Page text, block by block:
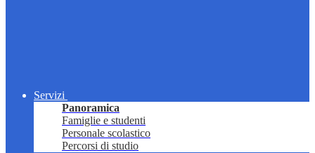
Servizi
Panoramica
Famiglie e studenti
Personale scolastico
Percorsi di studio